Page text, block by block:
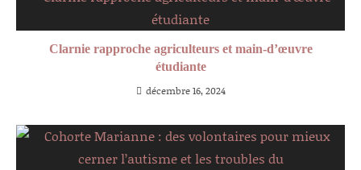
Clarnie rapproche agriculteurs et main-d’œuvre
étudiante
décembre 16, 2024